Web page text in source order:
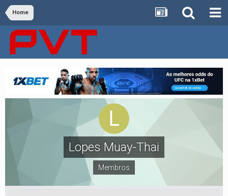
Home
Lopes Muay-Thai
Membros